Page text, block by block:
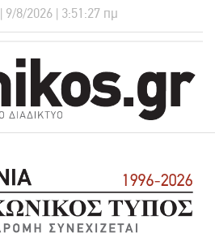
| 9/8/2026 | 3:51:28 πμ